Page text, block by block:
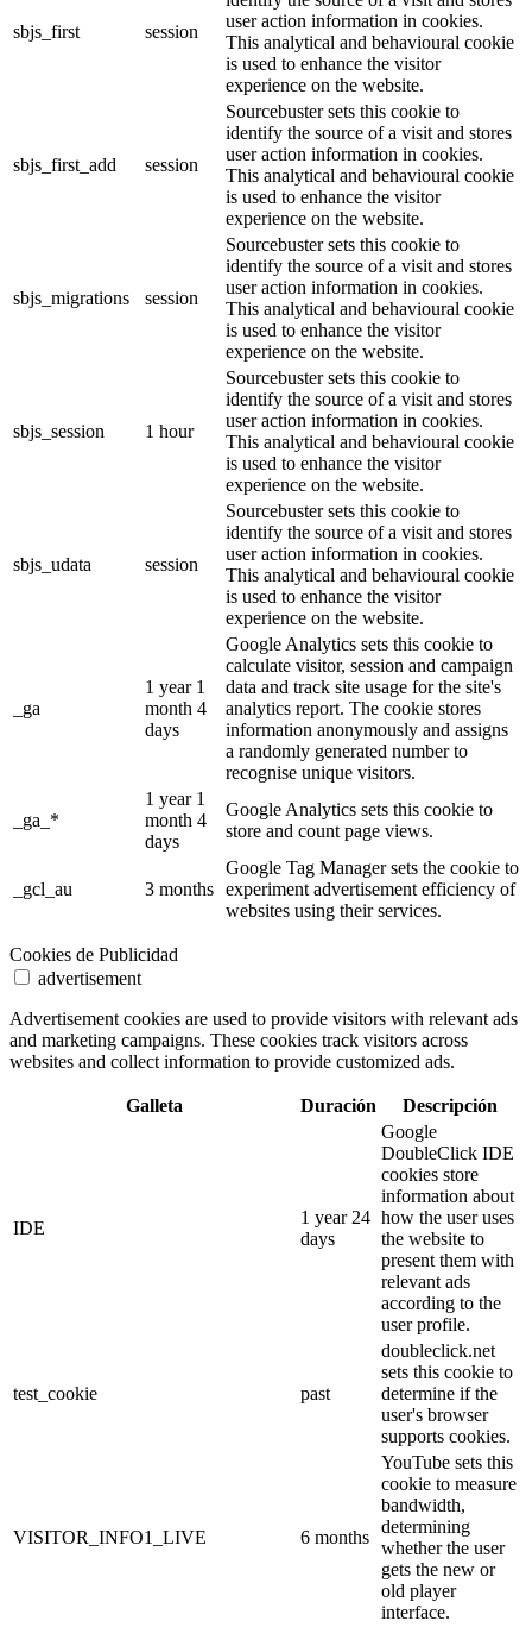
sbjs_first session
user action information in cookies.
This analytical and behavioural cookie
is used to enhance the visitor
experience on the website.
sbjs_first_add session
Sourcebuster sets this cookie to
identify the source of a visit and stores
user action information in cookies.
This analytical and behavioural cookie
is used to enhance the visitor
experience on the website.
sbjs_migrations session
Sourcebuster sets this cookie to
identify the source of a visit and stores
user action information in cookies.
This analytical and behavioural cookie
is used to enhance the visitor
experience on the website.
sbjs_session 1 hour
Sourcebuster sets this cookie to
identify the source of a visit and stores
user action information in cookies.
This analytical and behavioural cookie
is used to enhance the visitor
experience on the website.
sbjs_udata session
Sourcebuster sets this cookie to
identify the source of a visit and stores
user action information in cookies.
This analytical and behavioural cookie
is used to enhance the visitor
experience on the website.
_ga
1 year 1
month 4
days
Google Analytics sets this cookie to
calculate visitor, session and campaign
data and track site usage for the site's
analytics report. The cookie stores
information anonymously and assigns
a randomly generated number to
recognise unique visitors.
_ga_*
1 year 1
month 4
days
Google Analytics sets this cookie to
store and count page views.
_gcl_au 3 months
Google Tag Manager sets the cookie to
experiment advertisement efficiency of
websites using their services.
Cookies de Publicidad
advertisement
Advertisement cookies are used to provide visitors with relevant ads
and marketing campaigns. These cookies track visitors across
websites and collect information to provide customized ads.
Galleta Duración Descripción
IDE
1 year 24
days
Google
DoubleClick IDE
cookies store
information about
how the user uses
the website to
present them with
relevant ads
according to the
user profile.
test_cookie past
doubleclick.net
sets this cookie to
determine if the
user's browser
supports cookies.
VISITOR_INFO1_LIVE 6 months
YouTube sets this
cookie to measure
bandwidth,
determining
whether the user
gets the new or
old player
interface.